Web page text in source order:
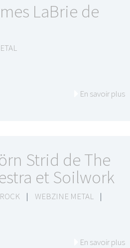
LaBrie de
En savoir plus
Strid de The
et Soilwork
| WEBZINE METAL
|
En savoir plus
LE GROS RIFFIFI –